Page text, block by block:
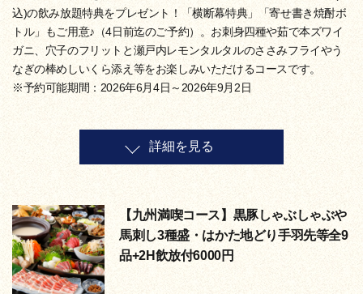
込)の飲み放題特典をプレゼント！「横断幕特典」「寄せ書き焼酎ボ
トル」もご用意♪（4日前迄のご予約）。お刺身四種や茹で本ズワイ
ガニ、穴子のフリットと瀬戸内レモンタルタルのささみフライやう
なぎの棒めしいくら添え等をお楽しみいただけるコースです。
※予約可能期間：2026年6月4日～2026年9月2日
詳細を見る
【九州満喫コース】黒豚しゃぶしゃぶや
馬刺し3種盛・はかた地どり手羽先等全9
品+2H飲放付6000円